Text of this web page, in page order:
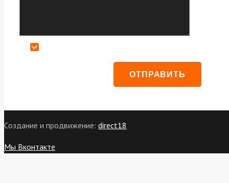
Создание и продвижение: direct18
Мы Вконтакте